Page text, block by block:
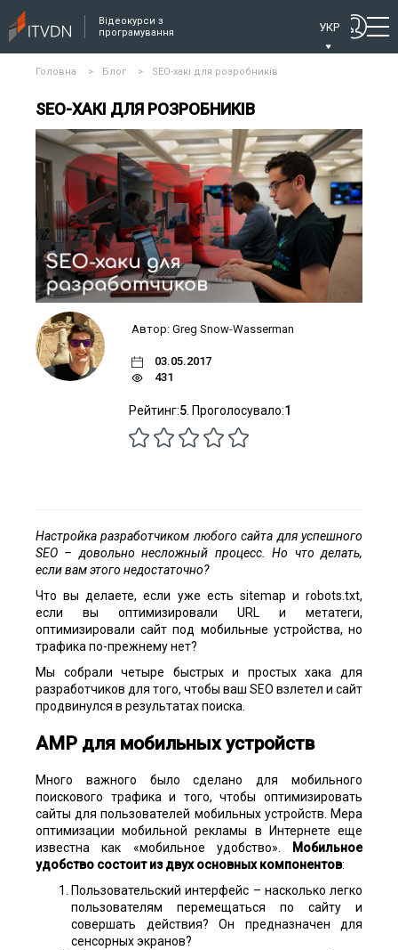
Відеокурси з
програмування
УКР
Головна > Блог > SEO-хакі для розробників
SEO-ХАКІ ДЛЯ РОЗРОБНИКІВ
Автор: Greg Snow-Wasserman
03.05.2017
431
Рейтинг:5 . Проголосувало:1
Настройка разработчиком любого сайта для успешного
SEO – довольно несложный процесс. Но что делать,
если вам этого недостаточно?
Что вы делаете, если уже есть sitemap и robots.txt,
если вы оптимизировали URL и метатеги,
оптимизировали сайт под мобильные устройства, но
трафика по-прежнему нет?
Мы собрали четыре быстрых и простых хака для
разработчиков для того, чтобы ваш SEO взлетел и сайт
продвинулся в результатах поиска.
AMP для мобильных устройств
Много важного было сделано для мобильного
поискового трафика и того, чтобы оптимизировать
сайты для пользователей мобильных устройств. Мера
оптимизации мобильной рекламы в Интернете еще
известна как «мобильное удобство».
Мобильное
удобство состоит из двух основных компонентов:
Пользовательский интерфейс – насколько легко
пользователям перемещаться по сайту и
совершать действия? Он предназначен для
сенсорных экранов?